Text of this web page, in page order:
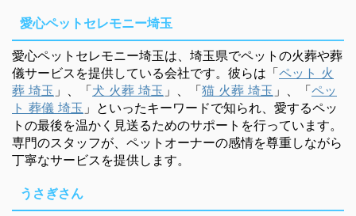
愛心ペットセレモニー埼玉
愛心ペットセレモニー埼玉は、埼玉県でペットの火葬や葬
儀サービスを提供している会社です。彼らは「ペット 火
葬 埼玉 」、「犬 火葬 埼玉 」、「猫 火葬 埼玉 」、「ペッ
ト 葬儀 埼玉 」といったキーワードで知られ、愛するペッ
トの最後を温かく見送るためのサポートを行っています。
専門のスタッフが、ペットオーナーの感情を尊重しながら
丁寧なサービスを提供します。
うさぎさん